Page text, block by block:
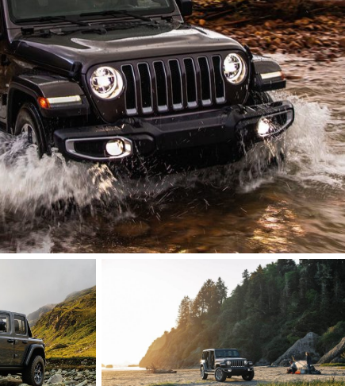
ou ne vendrons jamais vos informations personnelles.Politique de confidentialité.
Soumettre